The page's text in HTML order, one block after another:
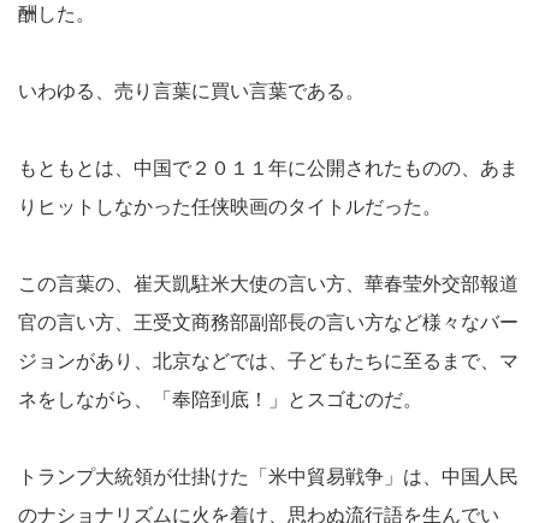
酬した。
いわゆる、売り言葉に買い言葉である。
もともとは、中国で２０１１年に公開されたものの、あま
りヒットしなかった任侠映画のタイトルだった。
この言葉の、崔天凱駐米大使の言い方、華春莹外交部報道
官の言い方、王受文商務部副部長の言い方など様々なバー
ジョンがあり、北京などでは、子どもたちに至るまで、マ
ネをしながら、「奉陪到底！」とスゴむのだ。
トランプ大統領が仕掛けた「米中貿易戦争」は、中国人民
のナショナリズムに火を着け、思わぬ流行語を生んでい